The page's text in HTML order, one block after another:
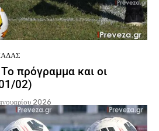
πρόγραμμα και οι
02)
2026